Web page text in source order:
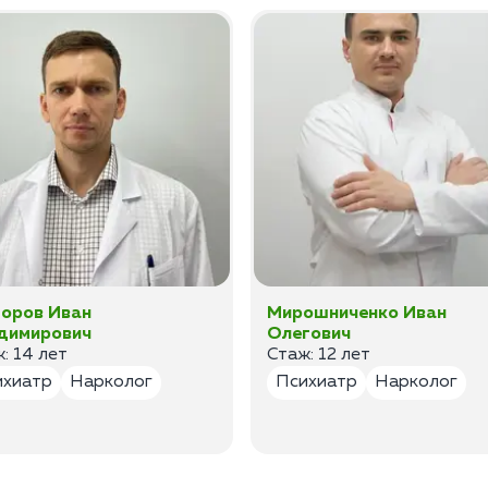
Иван
14 лет
Нарколог
Мирошниченко Иван
Олегович
Стаж: 12 лет
Психиатр
Нарколог